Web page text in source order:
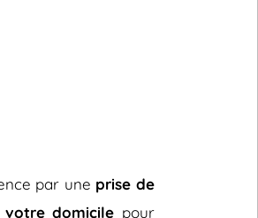
par une prise de
domicile pour